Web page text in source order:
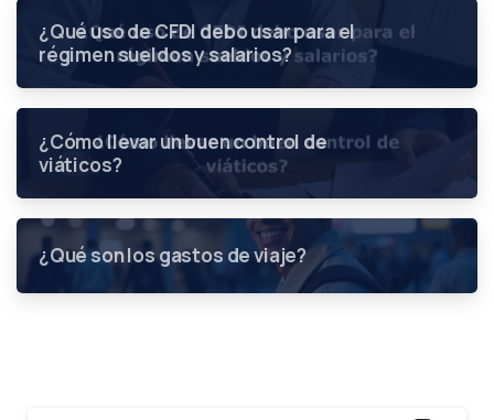
¿Qué uso de CFDI debo usar para el
régimen sueldos y salarios?
¿Cómo llevar un buen control de
viáticos?
¿Qué son los gastos de viaje?